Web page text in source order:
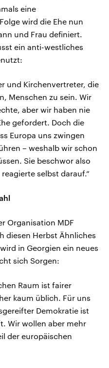
eine
wird die Ehe nun
und Frau definiert.
ein anti-westliches
und Kirchenvertreter, die
Menschen zu sein. Wir
aber wir haben nie
gefordert. Doch die
Europa uns zwingen
– weshalb wir schon
Sie beschwor also
selbst darauf.“
Organisation MDF
diesen Herbst Ähnliches
in Georgien ein neues
sich Sorgen:
Raum ist fairer
kaum üblich. Für uns
Demokratie ist
Wir wollen aber mehr
der europäischen